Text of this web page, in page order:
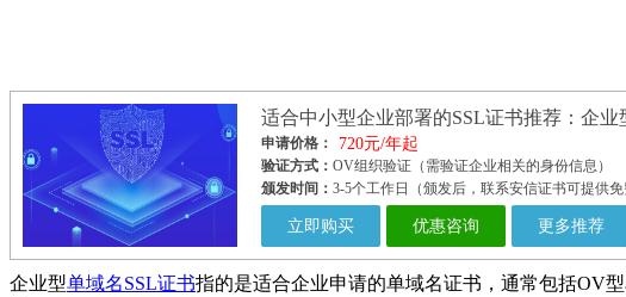
适合中小型企业部署的SSL证书推荐：企业
申请价格： 720元/年起
验证方式： OV组织验证（需验证企业相关的身份信息）
颁发时间： 3-5个工作日（颁发后，联系安信证书可提供免
立即购买 优惠咨询 更多推荐
企业型单域名SSL证书指的是适合企业申请的单域名证书，通常包括OV